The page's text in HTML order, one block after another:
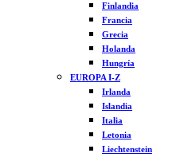
Finlandia
Francia
Grecia
Holanda
Hungría
EUROPA I-Z
Irlanda
Islandia
Italia
Letonia
Liechtenstein